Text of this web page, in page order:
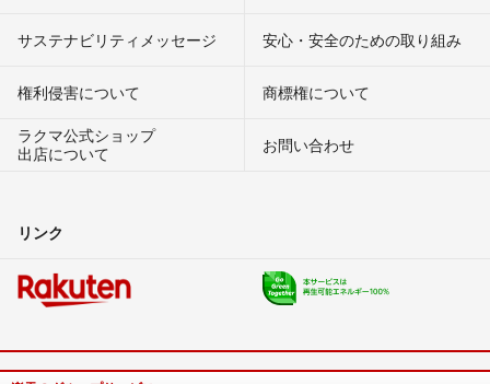
サステナビリティメッセージ 安心・安全のための取り組み
権利侵害について
商標権について
ラクマ公式ショップ
出店について
お問い合わせ
リンク